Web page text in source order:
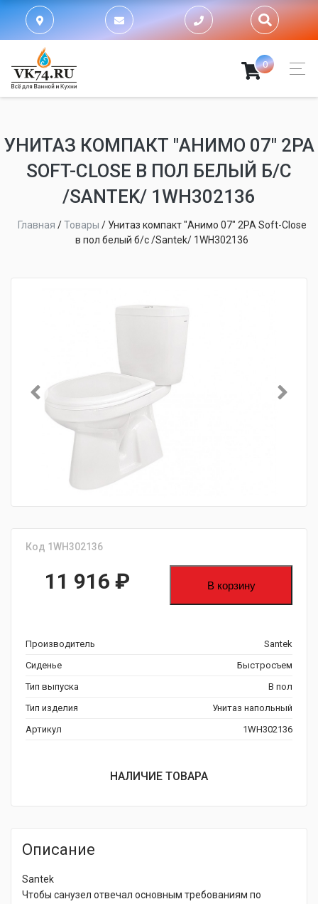
0
УНИТАЗ КОМПАКТ "АНИМО 07" 2РА
SOFT-CLOSE В ПОЛ БЕЛЫЙ Б/С
/SANTEK/ 1WH302136
Главная /Товары / Унитаз компакт "Анимо 07" 2РА Soft-Close
в пол белый б/с /Santek/ 1WH302136
Код 1WH302136
11 916 ₽ В корзину
Производитель
Santek
Сиденье
Быстросъем
Тип выпуска
В пол
Тип изделия
Унитаз напольный
Артикул
1WH302136
НАЛИЧИЕ ТОВАРА
Описание
Santek
Чтобы санузел отвечал основным требованиям по